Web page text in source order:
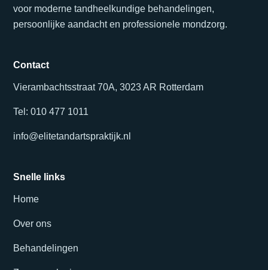
voor moderne tandheelkundige behandelingen,
persoonlijke aandacht en professionele mondzorg.
Contact
Vierambachtsstraat 70A, 3023 AR Rotterdam
Tel: 010 477 1011
info@elitetandartspraktijk.nl
Snelle links
Home
Over ons
Behandelingen